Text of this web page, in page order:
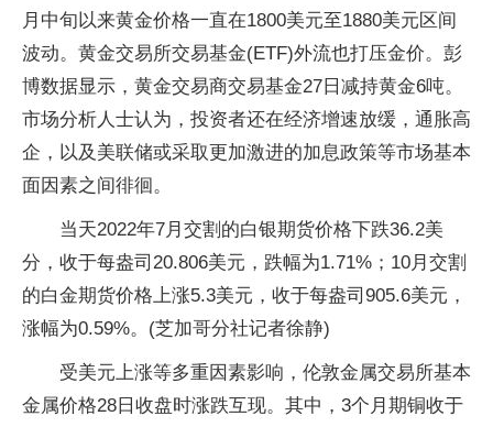
月中旬以来黄金价格一直在1800美元至1880美元区间
波动。黄金交易所交易基金(ETF)外流也打压金价。彭
博数据显示，黄金交易商交易基金27日减持黄金6吨。
市场分析人士认为，投资者还在经济增速放缓，通胀高
企，以及美联储或采取更加激进的加息政策等市场基本
面因素之间徘徊。
当天2022年7月交割的白银期货价格下跌36.2美
分，收于每盎司20.806美元，跌幅为1.71%；10月交割
的白金期货价格上涨5.3美元，收于每盎司905.6美元，
涨幅为0.59%。(芝加哥分社记者徐静)
受美元上涨等多重因素影响，伦敦金属交易所基本
金属价格28日收盘时涨跌互现。其中，3个月期铜收于